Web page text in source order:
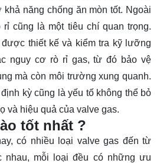
khả năng chống ăn mòn tốt. Ngoài
rỉ cũng là một tiêu chí quan trọng.
được thiết kế và kiểm tra kỹ lưỡng
nguy cơ rò rỉ gas, từ đó bảo vệ
mà còn môi trường xung quanh.
kỳ cũng là yếu tố không thể bỏ
và hiệu quả của valve gas.
tốt nhất ?
có nhiều loại valve gas đến từ
nhau, mỗi loại đều có những ưu